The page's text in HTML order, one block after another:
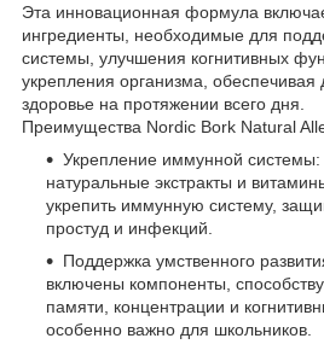
Эта инновационная формула
ингредиенты, необходимые для
системы, улучшения когнитивных
укрепления организма, обеспечивая
здоровье на протяжении всего дня.
Преимущества Nordic Bork Natural
Укрепление иммунной системы:
натуральные экстракты и
укрепить иммунную систему,
простуд и инфекций.
Поддержка умственного
включены компоненты,
памяти, концентрации и
особенно важно для школьников.